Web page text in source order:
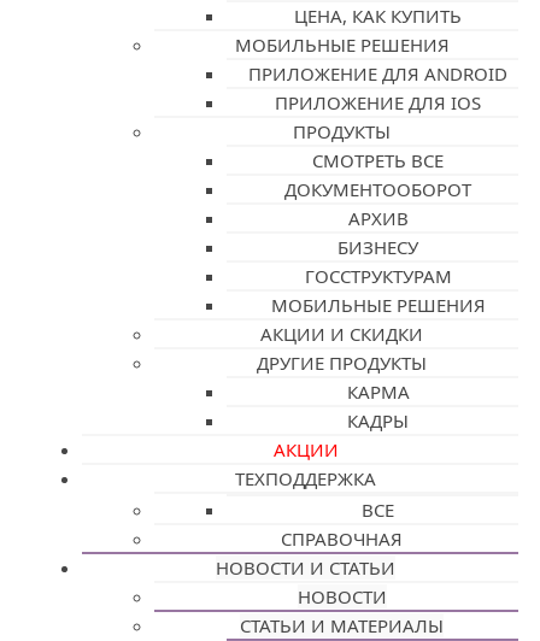
ЦЕНА, КАК КУПИТЬ
МОБИЛЬНЫЕ РЕШЕНИЯ
ПРИЛОЖЕНИЕ ДЛЯ ANDROID
ПРИЛОЖЕНИЕ ДЛЯ IOS
ПРОДУКТЫ
СМОТРЕТЬ ВСЕ
ДОКУМЕНТООБОРОТ
АРХИВ
БИЗНЕСУ
ГОССТРУКТУРАМ
МОБИЛЬНЫЕ РЕШЕНИЯ
АКЦИИ И СКИДКИ
ДРУГИЕ ПРОДУКТЫ
КАРМА
КАДРЫ
АКЦИИ
ТЕХПОДДЕРЖКА
ВСЕ
СПРАВОЧНАЯ
НОВОСТИ И СТАТЬИ
НОВОСТИ
СТАТЬИ И МАТЕРИАЛЫ